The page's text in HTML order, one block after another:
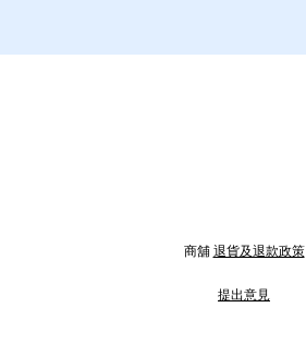
商舖 退貨及退款政策
提出意見